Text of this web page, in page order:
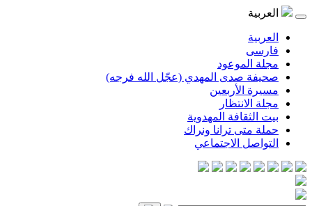
المهدي (عجّل الله فرجه)
المهدوية
ترانا ونراك
الاجتماعي